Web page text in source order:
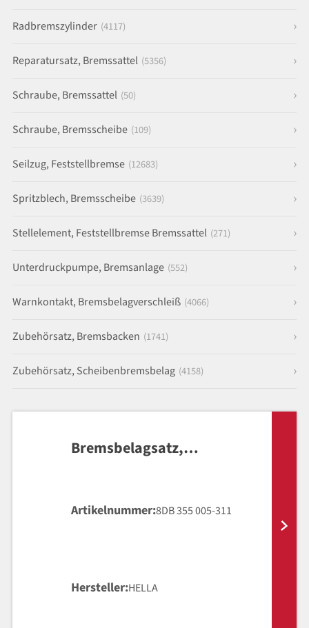
Bremsbelagsatz,
Artikelnummer 8DB 355 005-311
Hersteller HELLA
Radbremszylinder (4117)
Reparatursatz, Bremssattel (5356)
Schraube, Bremssattel (50)
Schraube, Bremsscheibe (109)
Seilzug, Feststellbremse (12683)
Spritzblech, Bremsscheibe (3639)
Stellelement, Feststellbremse Bremssattel (271)
Unterdruckpumpe, Bremsanlage (552)
Warnkontakt, Bremsbelagverschleiß (4066)
Zubehörsatz, Bremsbacken (1741)
Zubehörsatz, Scheibenbremsbelag (4158)